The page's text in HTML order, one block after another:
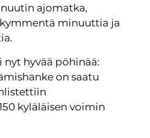
ajomatka,
minuuttia ja
nyt hyvää pöhinää:
on saatu
kyläläisen voimin